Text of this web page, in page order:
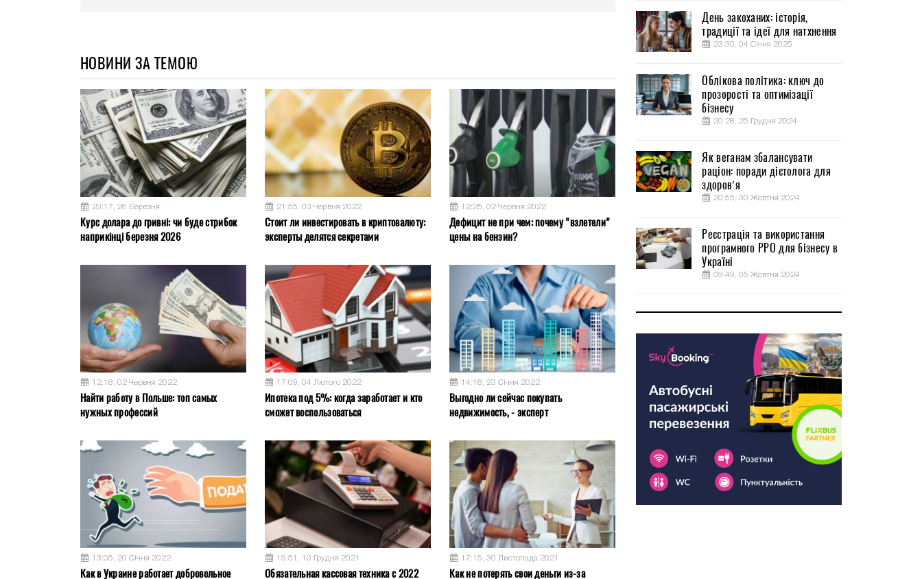
НОВИНИ ЗА ТЕМОЮ
20:17, 26 Березня
Курс долара до гривні: чи буде стрибок
наприкінці березня 2026
21:55, 03 Червня 2022
Стоит ли инвестировать в криптовалюту:
эксперты делятся секретами
12:25, 02 Червня 2022
Дефицит не при чем: почему "взлетели"
цены на бензин?
12:18, 02 Червня 2022
Найти работу в Польше: топ самых
нужных профессий
17:09, 04 Лютого 2022
Ипотека под 5%: когда заработает и кто
сможет воспользоваться
14:18, 23 Січня 2022
Выгодно ли сейчас покупать
недвижимость, - эксперт
13:05, 20 Січня 2022
Как в Украине работает добровольное
19:51, 10 Грудня 2021
Обязательная кассовая техника с 2022
17:15, 30 Листопада 2021
Как не потерять свои деньги из-за
День закоханих: історія,
традиції та ідеї для натхнення
23:30, 04 Січня 2025
Облікова політика: ключ до
прозорості та оптимізації
бізнесу
20:28, 25 Грудня 2024
Як веганам збалансувати
раціон: поради дієтолога для
здоров’я
20:55, 30 Жовтня 2024
Реєстрація та використання
програмного РРО для бізнесу в
Україні
09:49, 05 Жовтня 2024